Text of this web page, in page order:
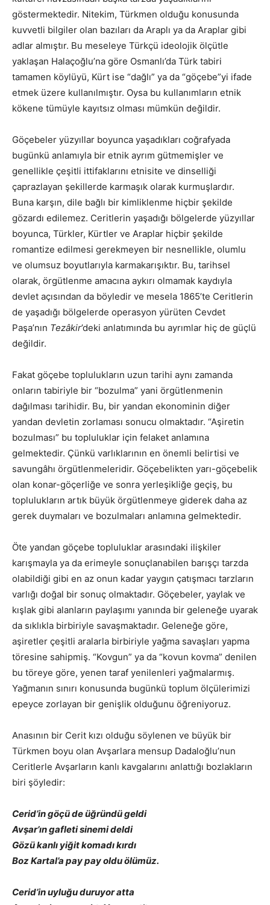
göstermektedir. Nitekim, Türkmen olduğu konusunda
kuvvetli bilgiler olan bazıları da Araplı ya da Araplar gibi
adlar almıştır. Bu meseleye Türkçü ideolojik ölçütle
yaklaşan Halaçoğlu’na göre Osmanlı’da Türk tabiri
tamamen köylüyü, Kürt ise “dağlı” ya da “göçebe”yi ifade
etmek üzere kullanılmıştır. Oysa bu kullanımların etnik
kökene tümüyle kayıtsız olması mümkün değildir.
Göçebeler yüzyıllar boyunca yaşadıkları coğrafyada
bugünkü anlamıyla bir etnik ayrım gütmemişler ve
genellikle çeşitli ittifaklarını etnisite ve dinselliği
çaprazlayan şekillerde karmaşık olarak kurmuşlardır.
Buna karşın, dile bağlı bir kimliklenme hiçbir şekilde
gözardı edilemez. Ceritlerin yaşadığı bölgelerde yüzyıllar
boyunca, Türkler, Kürtler ve Araplar hiçbir şekilde
romantize edilmesi gerekmeyen bir nesnellikle, olumlu
ve olumsuz boyutlarıyla karmakarışıktır. Bu, tarihsel
olarak, örgütlenme amacına aykırı olmamak kaydıyla
devlet açısından da böyledir ve mesela 1865’te Ceritlerin
de yaşadığı bölgelerde operasyon yürüten Cevdet
Paşa’nın Tezâkir’deki anlatımında bu ayrımlar hiç de güçlü
değildir.
Fakat göçebe toplulukların uzun tarihi aynı zamanda
onların tabiriyle bir “bozulma” yani örgütlenmenin
dağılması tarihidir. Bu, bir yandan ekonominin diğer
yandan devletin zorlaması sonucu olmaktadır. “Aşiretin
bozulması” bu topluluklar için felaket anlamına
gelmektedir. Çünkü varlıklarının en önemli belirtisi ve
savungâhı örgütlenmeleridir. Göçebelikten yarı-göçebelik
olan konar-göçerliğe ve sonra yerleşikliğe geçiş, bu
toplulukların artık büyük örgütlenmeye giderek daha az
gerek duymaları ve bozulmaları anlamına gelmektedir.
Öte yandan göçebe topluluklar arasındaki ilişkiler
karışmayla ya da erimeyle sonuçlanabilen barışçı tarzda
olabildiği gibi en az onun kadar yaygın çatışmacı tarzların
varlığı doğal bir sonuç olmaktadır. Göçebeler, yaylak ve
kışlak gibi alanların paylaşımı yanında bir geleneğe uyarak
da sıklıkla birbiriyle savaşmaktadır. Geleneğe göre,
aşiretler çeşitli aralarla birbiriyle yağma savaşları yapma
töresine sahipmiş. “Kovgun” ya da “kovun kovma” denilen
bu töreye göre, yenen taraf yenilenleri yağmalarmış.
Yağmanın sınırı konusunda bugünkü toplum ölçülerimizi
epeyce zorlayan bir genişlik olduğunu öğreniyoruz.
Anasının bir Cerit kızı olduğu söylenen ve büyük bir
Türkmen boyu olan Avşarlara mensup Dadaloğlu’nun
Ceritlerle Avşarların kanlı kavgalarını anlattığı bozlakların
biri şöyledir:
Cerid’in göçü de üğründü geldi
Avşar’ın gafleti sinemi deldi
Gözü kanlı yiğit komadı kırdı
Boz Kartal’a pay pay oldu ölümüz.
Cerid’in uyluğu duruyor atta